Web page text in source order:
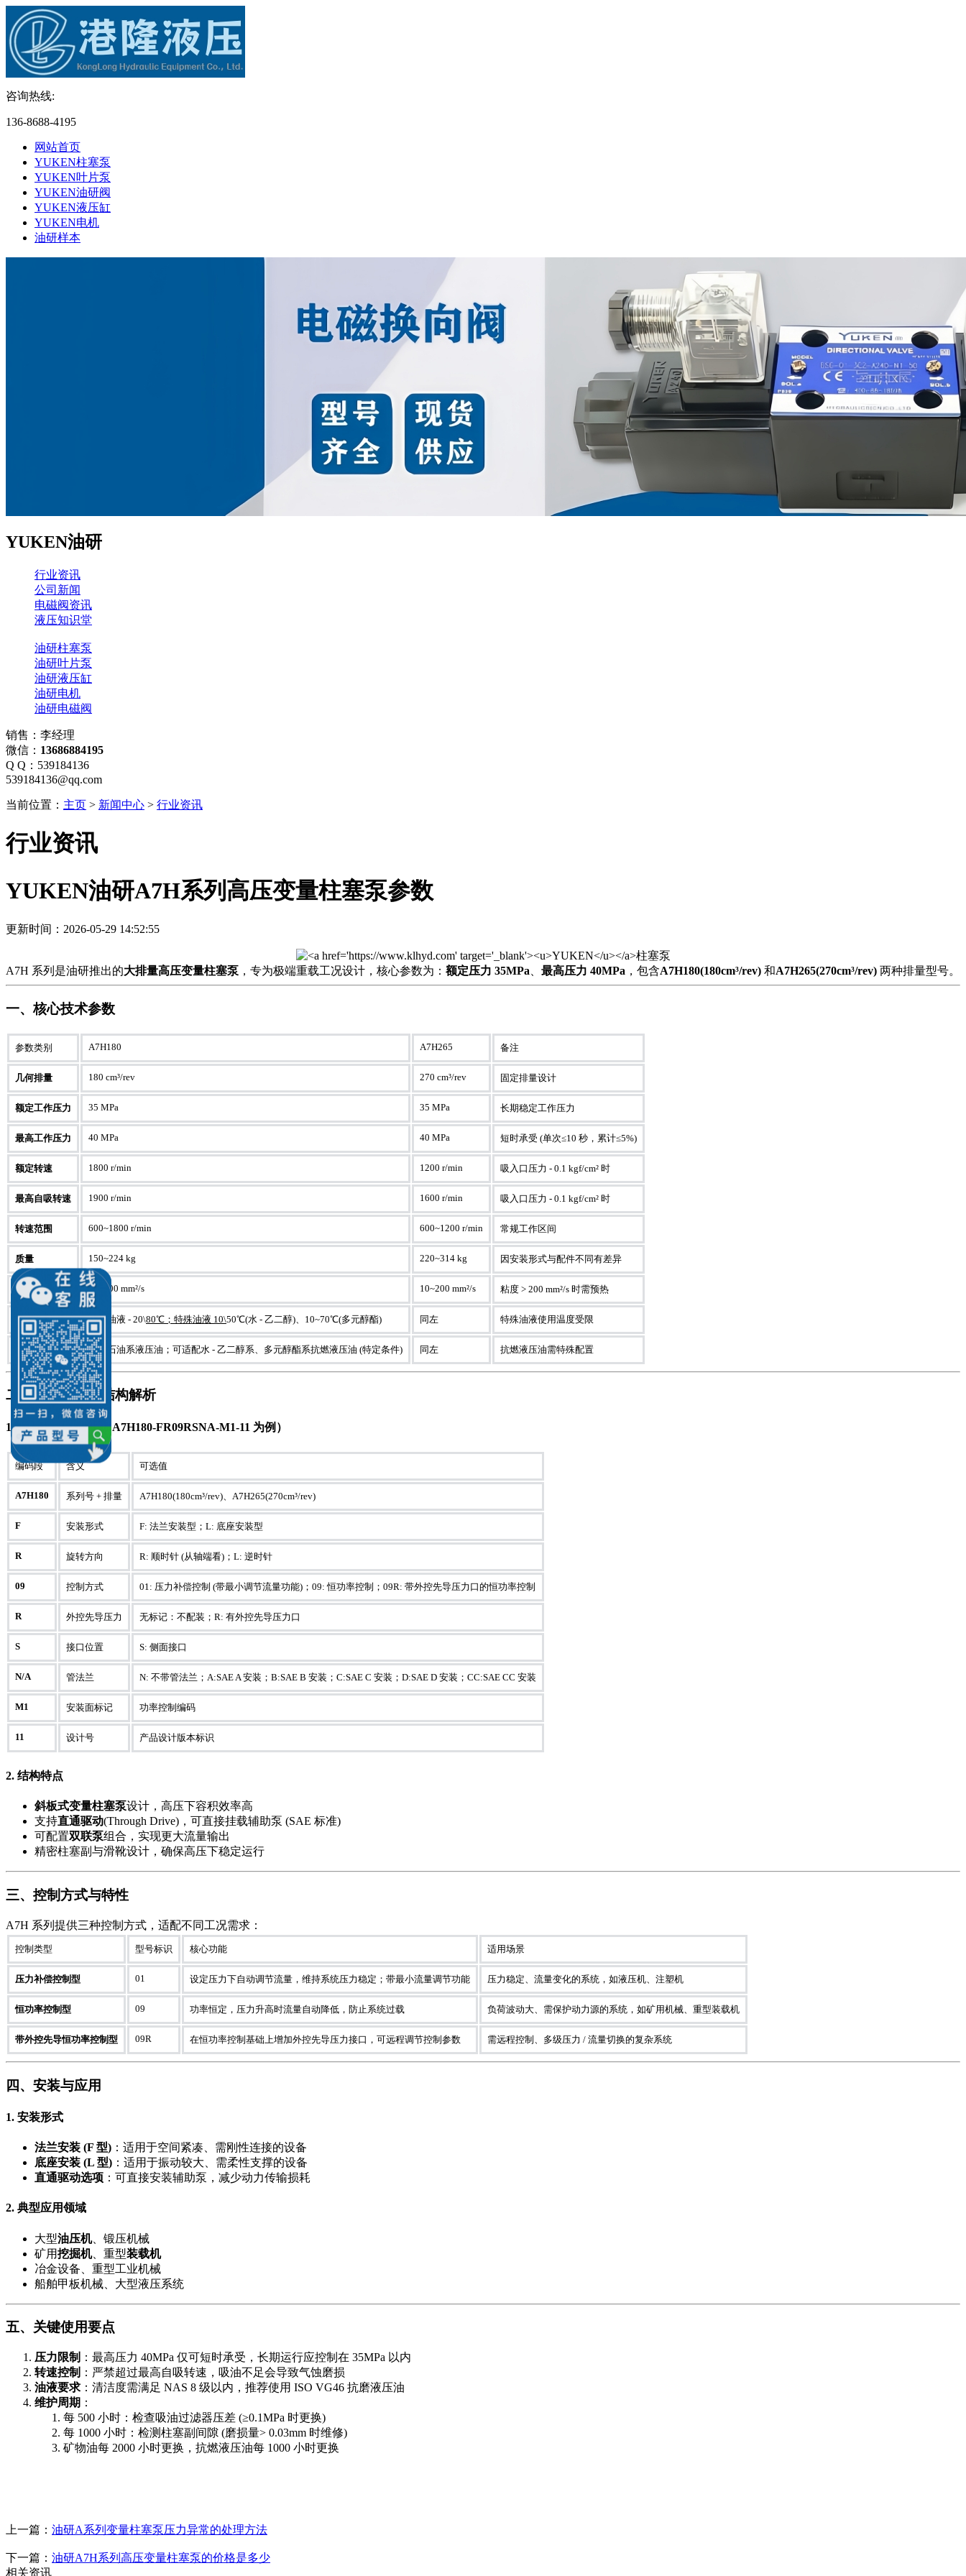
咨询热线:
136-8688-4195
网站首页
YUKEN柱塞泵
YUKEN叶片泵
YUKEN油研阀
YUKEN液压缸
YUKEN电机
油研样本
YUKEN油研
行业资讯
公司新闻
电磁阀资讯
液压知识堂
油研柱塞泵
油研叶片泵
油研液压缸
油研电机
油研电磁阀
销售：李经理
微信： 13686884195
Q Q：539184136
539184136@qq.com
当前位置： 主页 > 新闻中心 > 行业资讯
行业资讯
YUKEN油研A7H系列高压变量柱塞泵参数
更新时间：2026-05-29 14:52:55
A7H 系列是油研推出的大排量高压变量柱塞泵 ，专为极端重载工况设计，核心参数为： 额定压力 35MPa 最高压力 40MPa ，包含A7H180(180cm³/rev) 和A7H265(270cm³/rev) 两种排量型号。
一、核心技术参数
参数类别 A7H180 A7H265 备注
几何排量 180 cm³/rev 270 cm³/rev 固定排量设计
额定工作压力 35 MPa 35 MPa 长期稳定工作压力
最高工作压力 40 MPa 40 MPa 短时承受 (单次≤10 秒，累计≤5%)
额定转速 1800 r/min 1200 r/min 吸入口压力 - 0.1 kgf/cm² 时
最高自吸转速 1900 r/min 1600 r/min 吸入口压力 - 0.1 kgf/cm² 时
转速范围 600~1800 r/min 600~1200 r/min 常规工作区间
质量 150~224 kg 220~314 kg 因安装形式与配件不同有差异
油液粘度 10~200 mm²/s 10~200 mm²/s 粘度 > 200 mm²/s 时需预热
温度范围 常规油液 - 20\80℃；特殊油液 10\50℃(水 - 乙二醇)、10~70℃(多元醇酯) 同左 特殊油液使用温度受限
适配油液 常规石油系液压油；可适配水 - 乙二醇系、多元醇酯系抗燃液压油 (特定条件) 同左 抗燃液压油需特殊配置
二、型号说明与结构解析
1. 型号编码规则（以 A7H180-FR09RSNA-M1-11 为例）
编码段 含义 可选值
A7H180 系列号 + 排量 A7H180(180cm³/rev)、A7H265(270cm³/rev)
F 安装形式 F: 法兰安装型；L: 底座安装型
R 旋转方向 R: 顺时针 (从轴端看)；L: 逆时针
09 控制方式 01: 压力补偿控制 (带最小调节流量功能)；09: 恒功率控制；09R: 带外控先导压力口的恒功率控制
R 外控先导压力 无标记：不配装；R: 有外控先导压力口
S 接口位置 S: 侧面接口
N/A 管法兰 N: 不带管法兰；A:SAE A 安装；B:SAE B 安装；C:SAE C 安装；D:SAE D 安装；CC:SAE CC 安装
M1 安装面标记 功率控制编码
11 设计号 产品设计版本标识
2. 结构特点
斜板式变量柱塞泵设计，高压下容积效率高
支持直通驱动(Through Drive)，可直接挂载辅助泵 (SAE 标准)
可配置双联泵组合，实现更大流量输出
精密柱塞副与滑靴设计，确保高压下稳定运行
三、控制方式与特性
A7H 系列提供三种控制方式，适配不同工况需求：
控制类型 型号标识 核心功能 适用场景
压力补偿控制型 01 设定压力下自动调节流量，维持系统压力稳定；带最小流量调节功能 压力稳定、流量变化的系统，如液压机、注塑机
恒功率控制型 09 功率恒定，压力升高时流量自动降低，防止系统过载 负荷波动大、需保护动力源的系统，如矿用机械、重型装载机
带外控先导恒功率控制型 09R 在恒功率控制基础上增加外控先导压力接口，可远程调节控制参数 需远程控制、多级压力 / 流量切换的复杂系统
四、安装与应用
1. 安装形式
法兰安装 (F 型) ：适用于空间紧凑、需刚性连接的设备
底座安装 (L 型) ：适用于振动较大、需柔性支撑的设备
直通驱动选项 ：可直接安装辅助泵，减少动力传输损耗
2. 典型应用领域
大型油压机、锻压机械
矿用挖掘机、重型装载机
冶金设备、重型工业机械
船舶甲板机械、大型液压系统
五、关键使用要点
压力限制 ：最高压力 40MPa 仅可短时承受，长期运行应控制在 35MPa 以内
转速控制 ：严禁超过最高自吸转速，吸油不足会导致气蚀磨损
油液要求 ：清洁度需满足 NAS 8 级以内，推荐使用 ISO VG46 抗磨液压油
维护周期 ：
每 500 小时：检查吸油过滤器压差 (≥0.1MPa 时更换)
每 1000 小时：检测柱塞副间隙 (磨损量> 0.03mm 时维修)
矿物油每 2000 小时更换，抗燃液压油每 1000 小时更换
上一篇： 油研A系列变量柱塞泵压力异常的处理方法
下一篇： 油研A7H系列高压变量柱塞泵的价格是多少
相关资讯